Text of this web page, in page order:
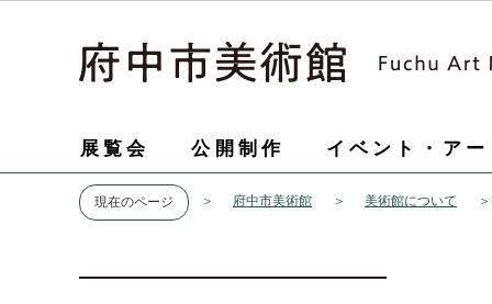
展覧会 公開制作 イベント・ア
現在のページ 府中市美術館 美術館について